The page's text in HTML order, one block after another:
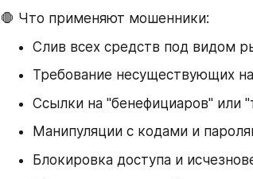
🛑 Что применяют мошенники:
Слив всех средств под видом
Требование несуществующих
Ссылки на "бенефициаров" или
Манипуляции с кодами и
Блокировка доступа и